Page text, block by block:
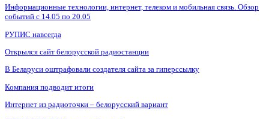
Информационные технологии, интернет, телеком и мобильная связь. Обзор
событий с 14.05 по 20.05
РУПИС навсегда
Открылся сайт белорусской радиостанции
В Беларуси оштрафовали создателя сайта за гиперссылку
Компания подводит итоги
Интернет из радиоточки – белорусский вариант